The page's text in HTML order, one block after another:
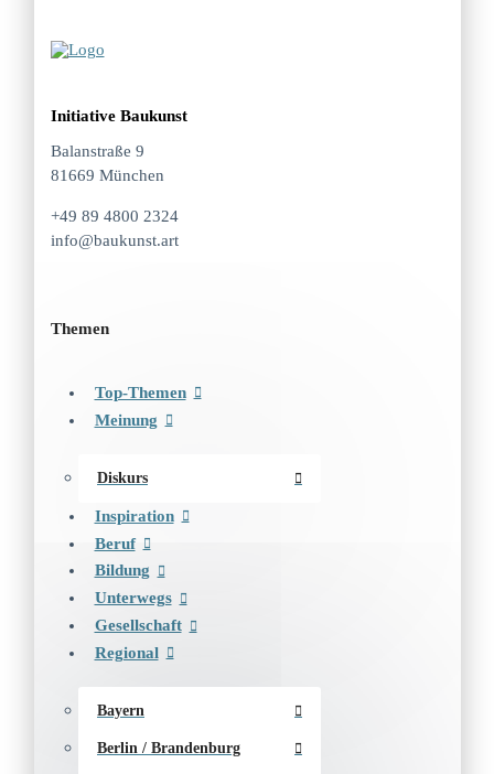
Initiative Baukunst
Balanstraße 9
81669 München
+49 89 4800 2324
info@baukunst.art
Themen
Top-Themen
Meinung
Diskurs
Inspiration
Beruf
Bildung
Unterwegs
Gesellschaft
Regional
Bayern
Berlin / Brandenburg